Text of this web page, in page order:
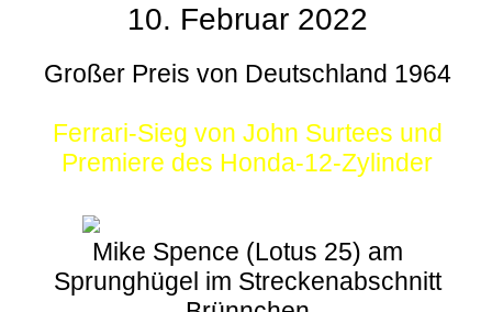
10. Februar 2022
Großer Preis von Deutschland 1964
Ferrari-Sieg von John Surtees und
Premiere des Honda-12-Zylinder
Mike Spence (Lotus 25) am
Sprunghügel im Streckenabschnitt